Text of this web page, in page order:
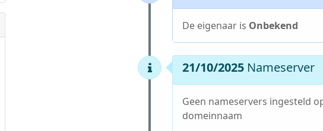
De eigenaar is Onbekend
21/10/2025 Nameserver
Geen nameservers ingesteld
domeinnaam